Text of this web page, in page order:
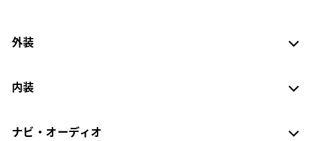
外装
内装
ナビ・オーディオ